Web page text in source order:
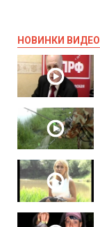
НОВИНКИ ВИДЕО